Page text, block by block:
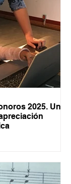
2025. Una